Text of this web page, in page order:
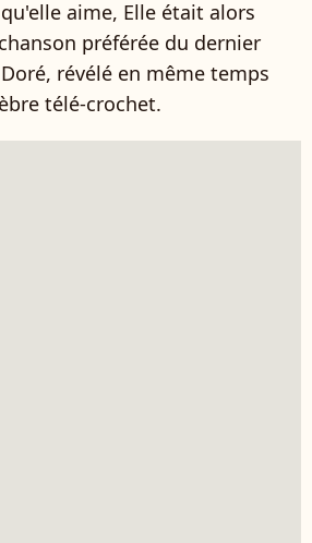
aime, Elle était alors
préférée du dernier
révélé en même temps
télé-crochet.